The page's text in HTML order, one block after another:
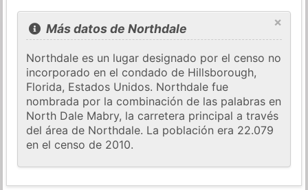
×
Más datos de Northdale
Northdale es un lugar designado por el censo no
incorporado en el condado de Hillsborough,
Florida, Estados Unidos. Northdale fue
nombrada por la combinación de las palabras en
North Dale Mabry, la carretera principal a través
del área de Northdale. La población era 22.079
en el censo de 2010.